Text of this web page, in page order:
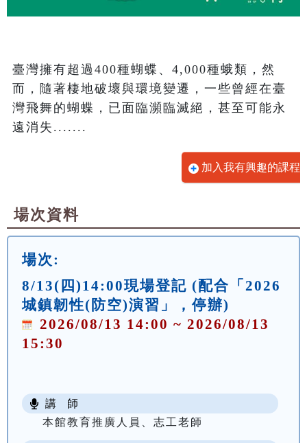
臺灣擁有超過400種蝴蝶、4,000種蛾類，然
而，隨著棲地破壞與環境變遷，一些曾經在臺
灣飛舞的蝴蝶，已面臨瀕臨滅絕，甚至可能永
遠消失.......
加入我有興趣的課程
場次資料
場次:
8/13(四)14:00現場登記 (配合「2026
城鎮韌性(防空)演習」，停辦)
2026/08/13 14:00 ~ 2026/08/13
15:30
講 師
本館教育推廣人員、志工老師